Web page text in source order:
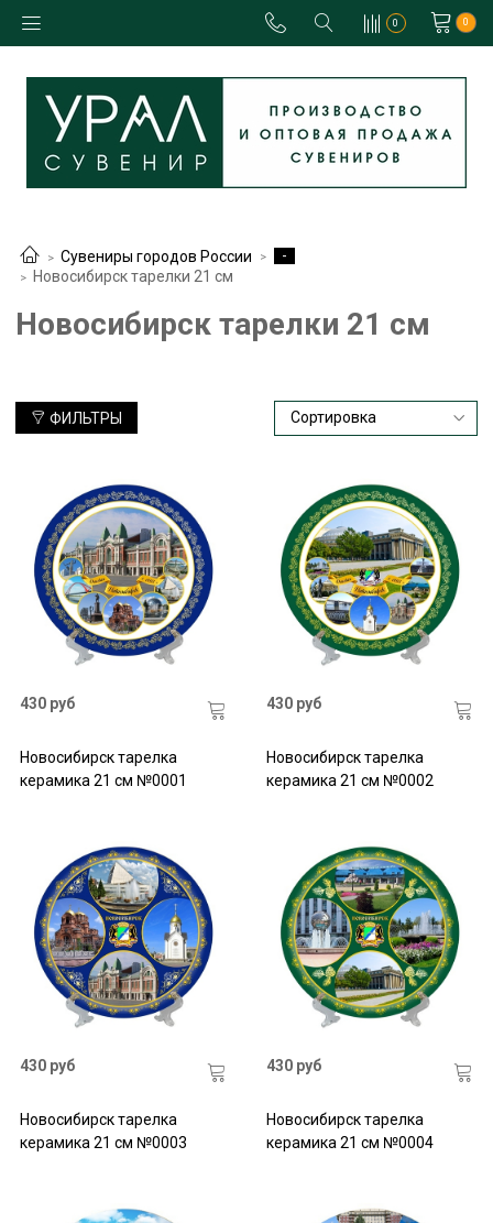
0 0
Сувениры городов России
-
Новосибирск тарелки 21 см
Новосибирск тарелки 21 см
ФИЛЬТРЫ
430 руб
Новосибирск тарелка
керамика 21 см №0001
430 руб
Новосибирск тарелка
керамика 21 см №0002
430 руб
Новосибирск тарелка
керамика 21 см №0003
430 руб
Новосибирск тарелка
керамика 21 см №0004